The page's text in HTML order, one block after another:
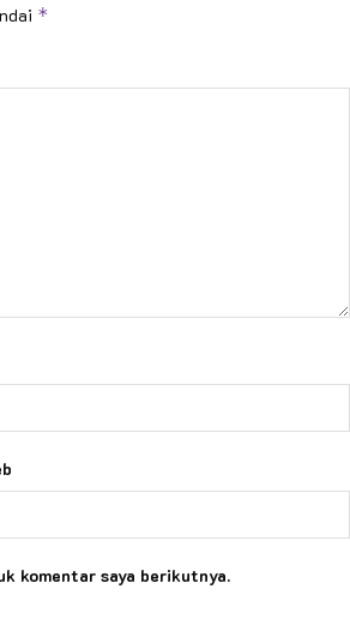
*
komentar saya berikutnya.